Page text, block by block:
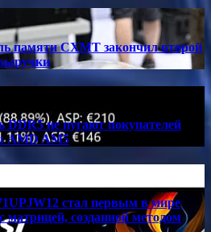
памяти CXMT закончил второй
не пугают покупателей
AMD AM5
стал первым в мире
матрицей, созданной методом